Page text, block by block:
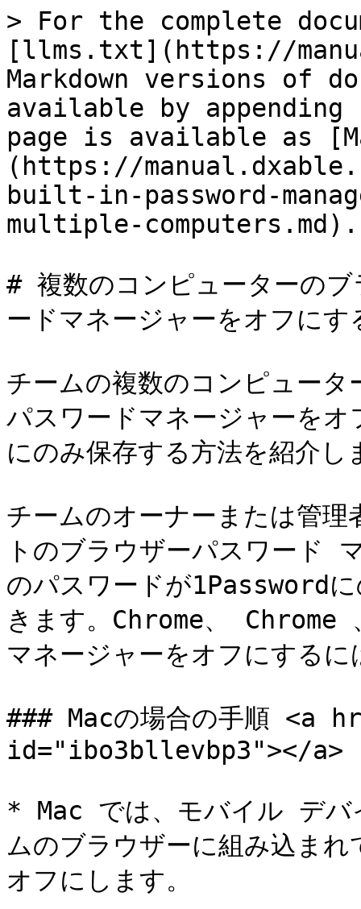
> For the complete
[llms.txt](https://
Markdown versions of
available by
page is available as
(https://
built-in-password-
multiple-computers.md).
# 複数のコンピューターの
ードマネージャーをオフにす
チームの複数のコンピュー
パスワードマネージャーを
にのみ保存する方法を紹介し
チームのオーナーまたは管
トのブラウザーパスワード
のパスワードが1Password
きます。Chrome、 Chrome
マネージャーをオフにする
### Macの場合の手順
id="ibo3bllevbp3"></a>
* Mac では、モバイル デバ
ムのブラウザーに組み込ま
オフにします。